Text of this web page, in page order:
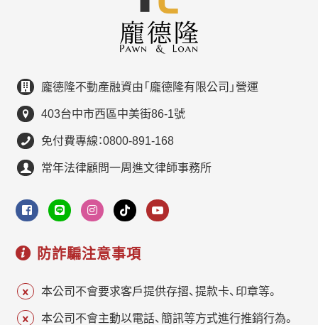
龐德隆不動產融資由「龐德隆有限公司」營運
403台中市西區中美街86-1號
免付費專線：0800-891-168
常年法律顧問一周進文律師事務所
防詐騙注意事項
本公司不會要求客戶提供存摺、提款卡、印章等。
本公司不會主動以電話、簡訊等方式進行推銷行為。